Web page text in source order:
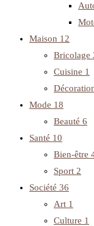
Maison 12
Bricolage
Cuisine 1
Mode 18
Beauté 6
Santé 10
Bien-être
Sport 2
Société 36
Art 1
Culture 1